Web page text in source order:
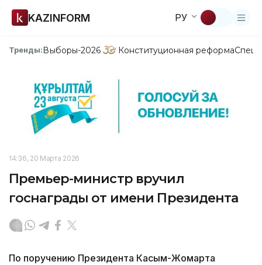
KAZINFORM РУ
Тренды:Выборы-2026 Конституционная реформа
14:36, 20 Марта 2026
Премьер-министр вручил
госнаграды от имени Президента
По поручению Президента Касым-Жомарта